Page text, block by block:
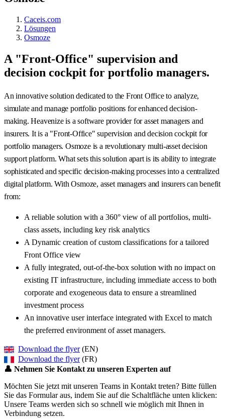
Caceis.com
Lösungen
Osmoze
A "Front-Office" supervision and
decision cockpit for portfolio managers.
An innovative solution dedicated to the Front Office to analyze,
simulate and manage portfolio positions for enhanced decision-
making. Heavenize is a software provider for asset managers and
insurers. It is a "Front-Office" supervision and decision cockpit for
portfolio managers.Osmoze is a revolutionary multi-asset decision
support platform. What sets this solution apart is its ability to integrate
sophisticated and specific decision-making processes into a centralized
digital platform. With Osmoze, asset managers and insurers can benefit
from:
A reliable solution with a 360° view of all portfolios, multi-
class assets, including key risk analytics
A Dynamic creation of custom classifications for a tailored
Front Office view
A fully integrated, out-of-the-box solution with no impact on
existing IT infrastructure, including immediate access to both
corporate and exogeneous data to ensure a streamlined
investment process
An innovative user interface integrated with Excel to match
the preferred environment of asset managers.
Download the flyer(EN)
Download the flyer(FR)
👤 Nehmen Sie Kontakt zu unseren Experten auf
Möchten Sie jetzt mit unseren Teams in Kontakt treten? Bitte füllen
Sie das Formular aus, indem Sie auf die Schaltfläche unten klicken:
Unsere Teams werden sich so schnell wie möglich mit Ihnen in
Verbindung setzen.